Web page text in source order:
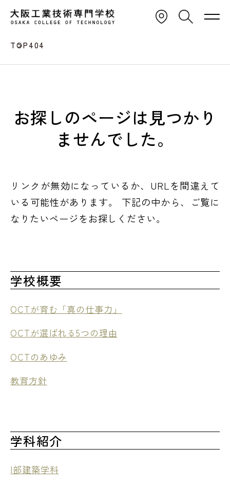
TOP404
お探しのページは見つかり
ませんでした。
リンクが無効になっているか、URLを間違えて
いる可能性があります。
下記の中から、ご覧に
なりたいページをお探しください。
学校概要
OCTが育む「真の仕事力」
OCTが選ばれる5つの理由
OCTのあゆみ
教育方針
学科紹介
I部建築学科